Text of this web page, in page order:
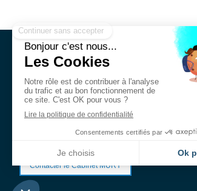
Cabinet MURY Avocats
Le Cabinet MURY Avocats intervient en
institutionnels, des sociétés et des particuliers.
Contacter le Cabinet MURY